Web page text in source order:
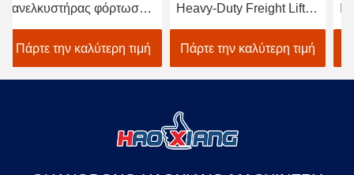
Heavy-Duty Freight Lift –
Customized Outdoor
Goods Elevator
Dedicated to Warehouse
Use
Πάρτε την καλύτερη τιμή
Industrial Hydraulic
Freight Elevator –
Customized for Indoor
warehouse loading Use
Πάρτε την καλύτερη τιμή